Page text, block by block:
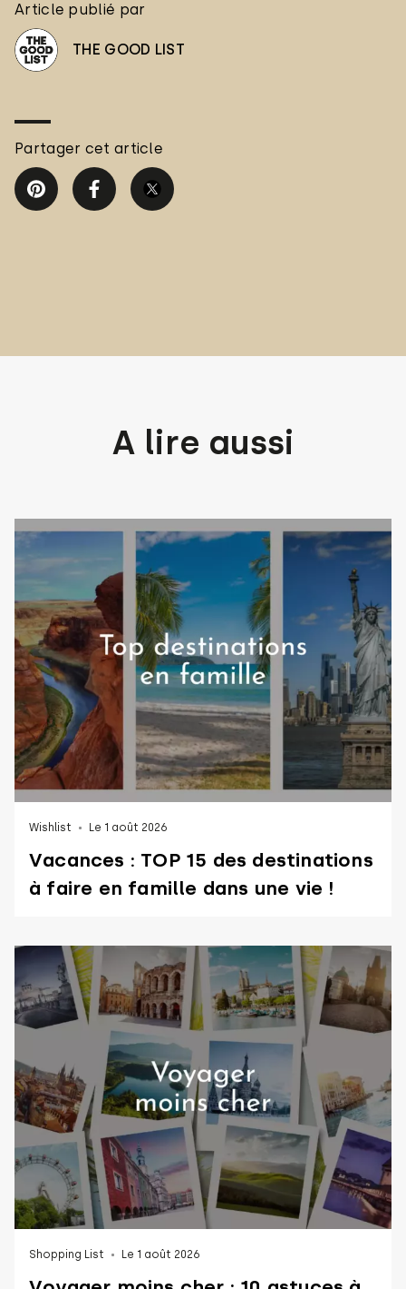
Article publié par
THE GOOD LIST
Partager cet article
A lire aussi
Wishlist Le 1 août 2026
Vacances : TOP 15 des destinations
à faire en famille dans une vie !
Shopping List Le 1 août 2026